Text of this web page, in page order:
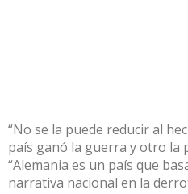
“No se la puede reducir al
país ganó la guerra y otro la
“Alemania es un país que
narrativa nacional en la